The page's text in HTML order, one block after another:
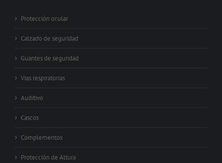
Protección ocular
Calzado de seguridad
Guantes de seguridad
Vias respiratorias
Auditivo
Cascos
Complementos
Protección de Altura